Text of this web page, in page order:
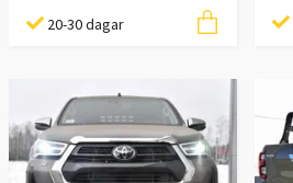
20-30 dagar